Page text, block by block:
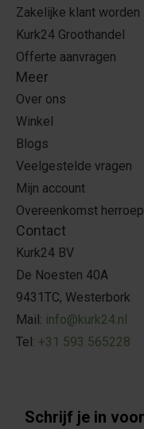
Zakelijke klant worden
Kurk24 Groothandel
Offerte aanvragen
Meer
Over ons
Winkel
Blogs
Veelgestelde vragen
Mijn account
Overeenkomst
Contact
Kurk24 BV
De Noesten 40A
9431TC, Westerbork
Mail: info@kurk24.nl
Tel: +31 593 565228
Schrijf je in